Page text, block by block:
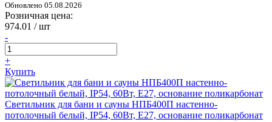
Обновлено 05.08.2026
Розничная цена:
974.01 / шт
-
+
Купить
Светильник для бани и сауны НПБ400П настенно-
потолочный белый, IP54, 60Вт, E27, основание поликарбонат